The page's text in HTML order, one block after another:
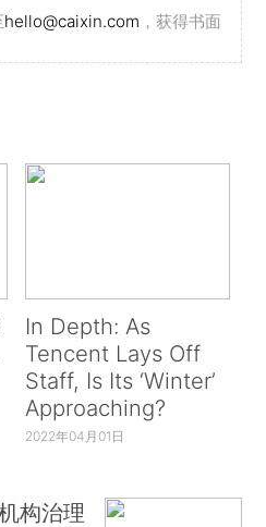
hello@caixin.com ，获得书面
In Depth: As
Tencent Lays Off
Staff, Is Its ‘Winter’
Approaching?
2022年04月01日
构治理